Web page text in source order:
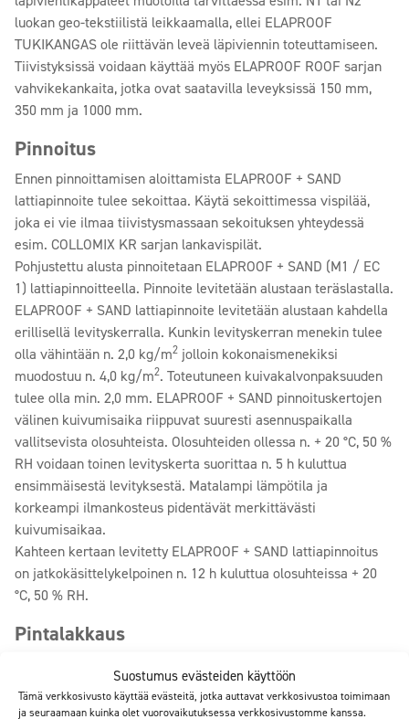
Suostumus evästeiden käyttöön
Tämä verkkosivusto käyttää evästeitä, jotka auttavat verkkosivustoa toimimaan
ja seuraamaan kuinka olet vuorovaikutuksessa verkkosivustomme kanssa.
luokan geo-tekstiilistä leikkaamalla, ellei ELAPROOF
TUKIKANGAS ole riittävän leveä läpiviennin toteuttamiseen.
Tiivistyksissä voidaan käyttää myös ELAPROOF ROOF sarjan
vahvikekankaita, jotka ovat saatavilla leveyksissä 150 mm,
350 mm ja 1000 mm.
Pinnoitus
Ennen pinnoittamisen aloittamista ELAPROOF + SAND
lattiapinnoite tulee sekoittaa. Käytä sekoittimessa vispilää,
joka ei vie ilmaa tiivistysmassaan sekoituksen yhteydessä
esim. COLLOMIX KR sarjan lankavispilät.
Pohjustettu alusta pinnoitetaan ELAPROOF + SAND (M1 / EC
1) lattiapinnoitteella. Pinnoite levitetään alustaan teräslastalla.
ELAPROOF + SAND lattiapinnoite levitetään alustaan kahdella
erillisellä levityskerralla. Kunkin levityskerran menekin tulee
olla vähintään n. 2,0 kg/m2 jolloin kokonaismenekiksi
muodostuu n. 4,0 kg/m2. Toteutuneen kuivakalvonpaksuuden
tulee olla min. 2,0 mm. ELAPROOF + SAND pinnoituskertojen
välinen kuivumisaika riippuvat suuresti asennuspaikalla
vallitsevista olosuhteista. Olosuhteiden ollessa n. + 20 °C, 50 %
RH voidaan toinen levityskerta suorittaa n. 5 h kuluttua
ensimmäisestä levityksestä. Matalampi lämpötila ja
korkeampi ilmankosteus pidentävät merkittävästi
kuivumisaikaa.
Kahteen kertaan levitetty ELAPROOF + SAND lattiapinnoitus
on jatkokäsittelykelpoinen n. 12 h kuluttua olosuhteissa + 20
°C, 50 % RH.
Pintalakkaus
TOPCOAT tai sävytetyillä ELACOAT TOPCOAT RAL pintalakoilla
puhtaanapidon ja huoltamisen helpottamiseksi. Yksivärisiksi